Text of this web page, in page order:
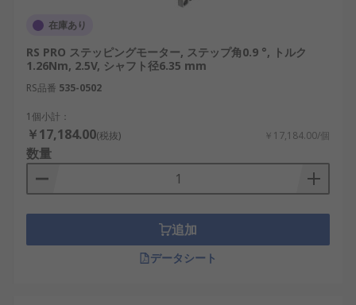
在庫あり
RS PRO ステッピングモーター, ステップ角0.9 °, トルク
1.26Nm, 2.5V, シャフト径6.35 mm
RS品番 535-0502
1個小計：
￥17,184.00(税抜) ￥17,184.00/個
数量
追加
データシート